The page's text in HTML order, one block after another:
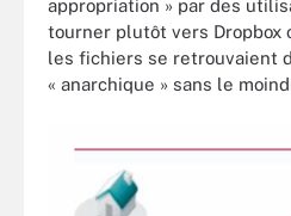
appropriation » par des
tourner plutôt vers Dropbox
les fichiers se retrouvaient
« anarchique » sans le